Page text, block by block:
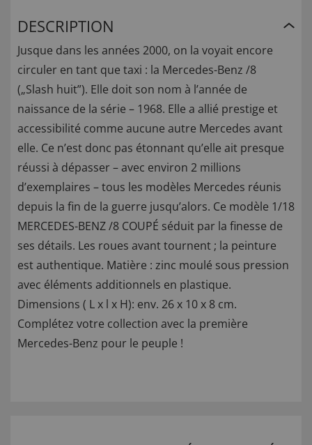
DESCRIPTION
Jusque dans les années 2000, on la voyait encore
circuler en tant que taxi : la Mercedes-Benz /8
(„Slash huit”). Elle doit son nom à l’année de
naissance de la série – 1968. Elle a allié prestige et
accessibilité comme aucune autre Mercedes avant
elle. Ce n’est donc pas étonnant qu’elle ait presque
réussi à dépasser – avec environ 2 millions
d’exemplaires – tous les modèles Mercedes réunis
depuis la fin de la guerre jusqu’alors. Ce modèle 1/18
MERCEDES-BENZ /8 COUPÉ séduit par la finesse de
ses détails. Les roues avant tournent ; la peinture
est authentique. Matière : zinc moulé sous pression
avec éléments additionnels en plastique.
Dimensions ( L x l x H): env. 26 x 10 x 8 cm.
Complétez votre collection avec la première
Mercedes-Benz pour le peuple !